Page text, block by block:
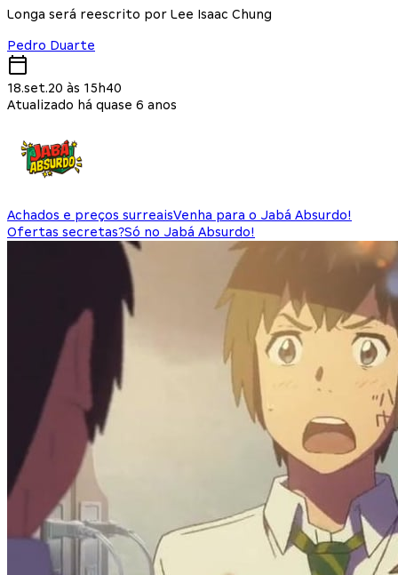
Longa será reescrito por Lee Isaac Chung
Pedro Duarte
18.set.20 às 15h40
Atualizado há quase 6 anos
Achados e preços surreaisVenha para o Jabá Absurdo!
Ofertas secretas?Só no Jabá Absurdo!